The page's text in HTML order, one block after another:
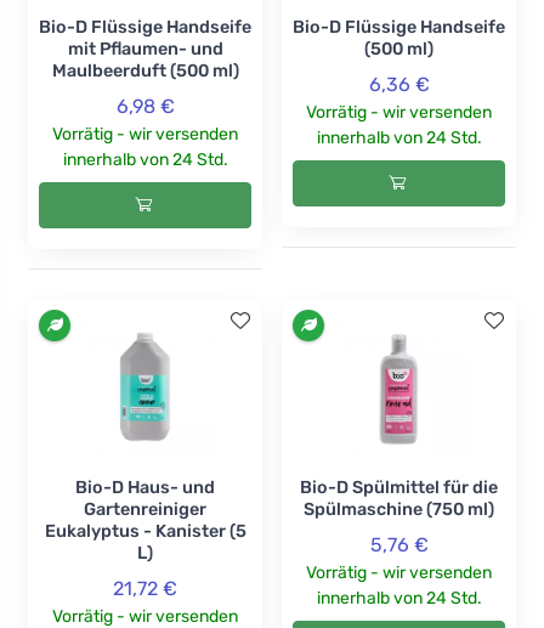
Bio-D Flüssige Handseife
mit Pflaumen- und
Maulbeerduft (500 ml)
6,98 €
Vorrätig - wir versenden
innerhalb von 24 Std.
Bio-D Flüssige Handseife
(500 ml)
6,36 €
Vorrätig - wir versenden
innerhalb von 24 Std.
Bio-D Haus- und
Gartenreiniger
Eukalyptus - Kanister (5
L)
21,72 €
Vorrätig - wir versenden
Bio-D Spülmittel für die
Spülmaschine (750 ml)
5,76 €
Vorrätig - wir versenden
innerhalb von 24 Std.